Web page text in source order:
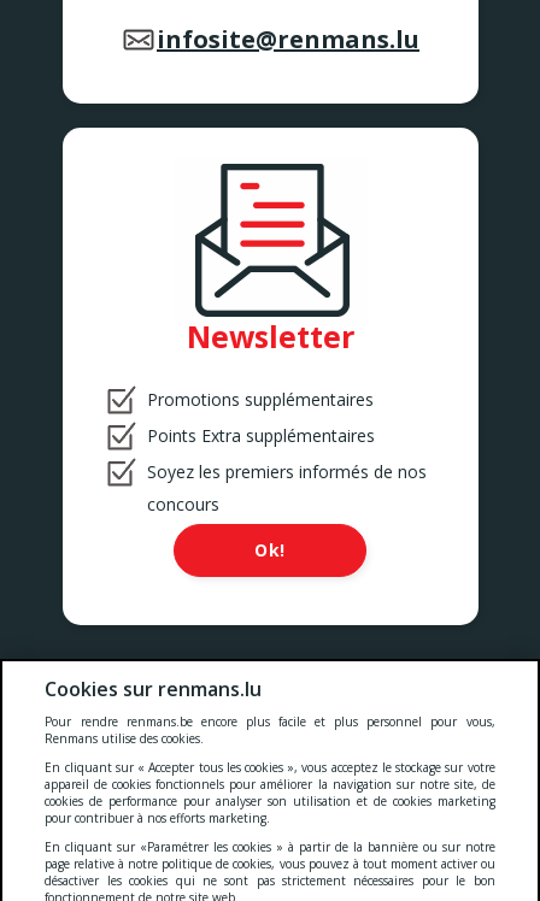
infosite@renmans.lu
Newsletter
Promotions supplémentaires
Points Extra supplémentaires
Soyez les premiers informés de nos
concours
Ok!
Nos prix comprennent toutes les taxes, la TVA, les droits et les
Deklaratioun zur Barrierefräiheet
Cookies sur renmans.lu
Pour rendre renmans.be encore plus facile et plus personnel pour vous,
Renmans utilise des cookies.
En cliquant sur « Accepter tous les cookies », vous acceptez le stockage sur votre
appareil de cookies fonctionnels pour améliorer la navigation sur notre site, de
cookies de performance pour analyser son utilisation et de cookies marketing
pour contribuer à nos efforts marketing.
En cliquant sur «Paramétrer les cookies » à partir de la bannière ou sur notre
page relative à notre politique de cookies, vous pouvez à tout moment activer ou
désactiver les cookies qui ne sont pas strictement nécessaires pour le bon
fonctionnement de notre site web.